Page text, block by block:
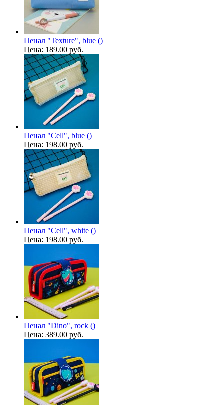
Пенал "Texture", blue ()
Цена: 189.00 руб.
Пенал "Cell", blue ()
Цена: 198.00 руб.
Пенал "Cell", white ()
Цена: 198.00 руб.
Пенал "Dino", rock ()
Цена: 389.00 руб.